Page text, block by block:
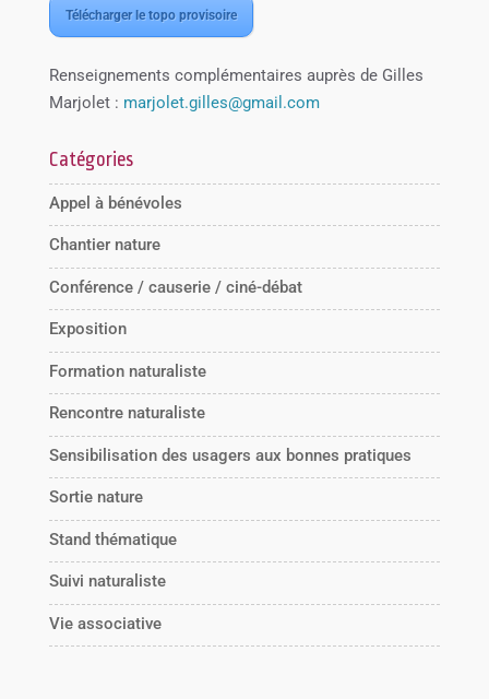
Télécharger le topo provisoire
Renseignements complémentaires auprès de Gilles
Marjolet : marjolet.gilles@gmail.com
Catégories
Appel à bénévoles
Chantier nature
Conférence / causerie / ciné-débat
Exposition
Formation naturaliste
Rencontre naturaliste
Sensibilisation des usagers aux bonnes pratiques
Sortie nature
Stand thématique
Suivi naturaliste
Vie associative